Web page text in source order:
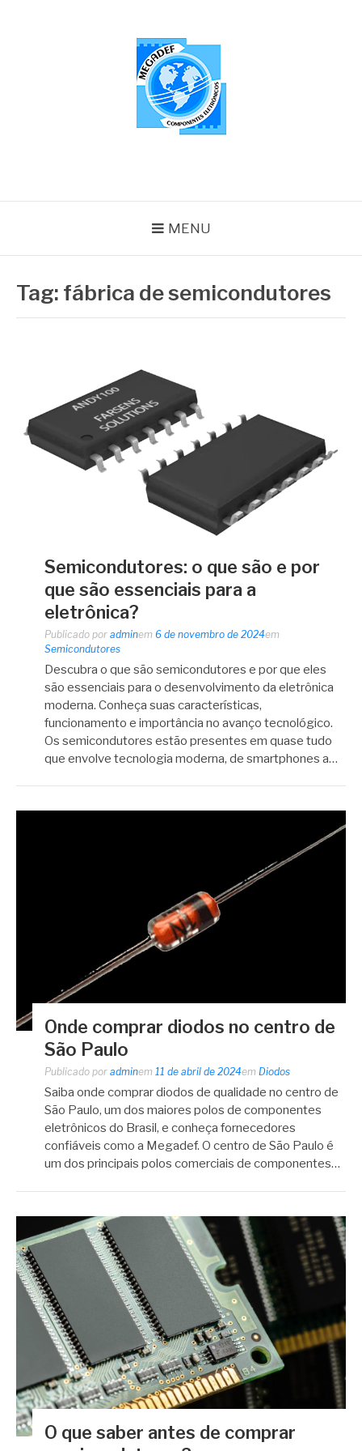
MENU
Tag: fábrica de semicondutores
Semicondutores: o que são e por
que são essenciais para a
eletrônica?
Publicado por adminem 6 de novembro de 2024em
Semicondutores
Descubra o que são semicondutores e por que eles
são essenciais para o desenvolvimento da eletrônica
moderna. Conheça suas características,
funcionamento e importância no avanço tecnológico.
Os semicondutores estão presentes em quase tudo
que envolve tecnologia moderna, de smartphones a…
Onde comprar diodos no centro de
São Paulo
Publicado por adminem 11 de abril de 2024em Diodos
Saiba onde comprar diodos de qualidade no centro de
São Paulo, um dos maiores polos de componentes
eletrônicos do Brasil, e conheça fornecedores
confiáveis como a Megadef. O centro de São Paulo é
um dos principais polos comerciais de componentes…
O que saber antes de comprar